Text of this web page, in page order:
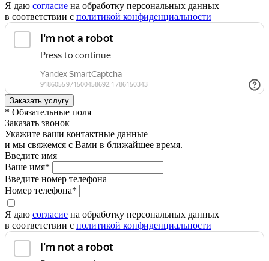
Я даю согласие на обработку персональных данных
в соответствии с политикой конфиденциальности
* Обязательные поля
Заказать звонок
Укажите ваши контактные данные
и мы свяжемся с Вами в ближайшее время.
Введите имя
Ваше имя*
Введите номер телефона
Номер телефона*
Я даю согласие на обработку персональных данных
в соответствии с политикой конфиденциальности